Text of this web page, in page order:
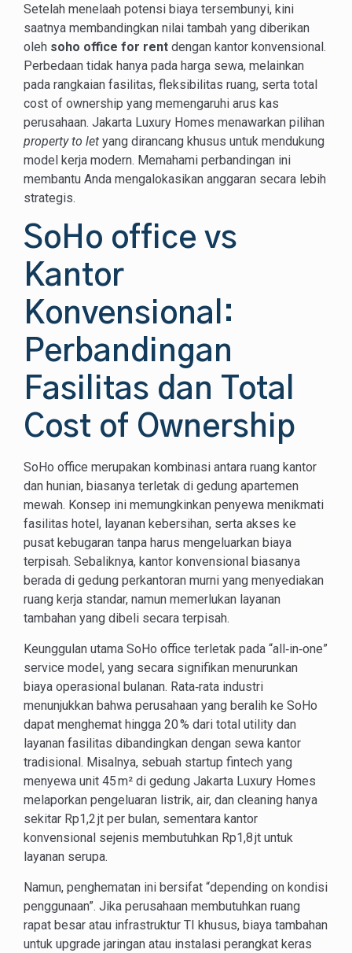
Setelah menelaah potensi biaya tersembunyi, kini
saatnya membandingkan nilai tambah yang diberikan
oleh soho office for rent dengan kantor konvensional.
Perbedaan tidak hanya pada harga sewa, melainkan
pada rangkaian fasilitas, fleksibilitas ruang, serta total
cost of ownership yang memengaruhi arus kas
perusahaan. Jakarta Luxury Homes menawarkan pilihan
property to let yang dirancang khusus untuk mendukung
model kerja modern. Memahami perbandingan ini
membantu Anda mengalokasikan anggaran secara lebih
strategis.
SoHo office vs
Kantor
Konvensional:
Perbandingan
Fasilitas dan Total
Cost of Ownership
SoHo office merupakan kombinasi antara ruang kantor
dan hunian, biasanya terletak di gedung apartemen
mewah. Konsep ini memungkinkan penyewa menikmati
fasilitas hotel, layanan kebersihan, serta akses ke
pusat kebugaran tanpa harus mengeluarkan biaya
terpisah. Sebaliknya, kantor konvensional biasanya
berada di gedung perkantoran murni yang menyediakan
ruang kerja standar, namun memerlukan layanan
tambahan yang dibeli secara terpisah.
Keunggulan utama SoHo office terletak pada “all‑in‑one”
service model, yang secara signifikan menurunkan
biaya operasional bulanan. Rata‑rata industri
menunjukkan bahwa perusahaan yang beralih ke SoHo
dapat menghemat hingga 20 % dari total utility dan
layanan fasilitas dibandingkan dengan sewa kantor
tradisional. Misalnya, sebuah startup fintech yang
menyewa unit 45 m² di gedung Jakarta Luxury Homes
melaporkan pengeluaran listrik, air, dan cleaning hanya
sekitar Rp1,2 jt per bulan, sementara kantor
konvensional sejenis membutuhkan Rp1,8 jt untuk
layanan serupa.
Namun, penghematan ini bersifat “depending on kondisi
penggunaan”. Jika perusahaan membutuhkan ruang
rapat besar atau infrastruktur TI khusus, biaya tambahan
untuk upgrade jaringan atau instalasi perangkat keras